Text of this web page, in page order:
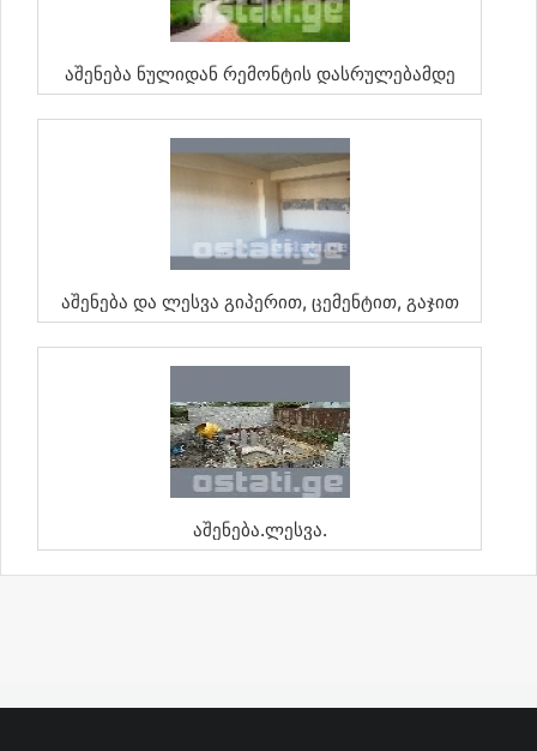
Აშენება Ნულიდან Რემონტის Დასრულებამდე
Აშენება Და Ლესვა Გიპერით, Ცემენტით, Გაჯით
Აშენება.ლესვა.